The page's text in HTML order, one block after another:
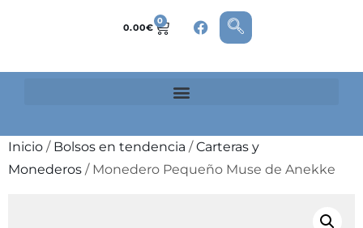
0.00€
0
Inicio / Bolsos en tendencia /Carteras y
Monederos / Monedero Pequeño Muse de Anekke